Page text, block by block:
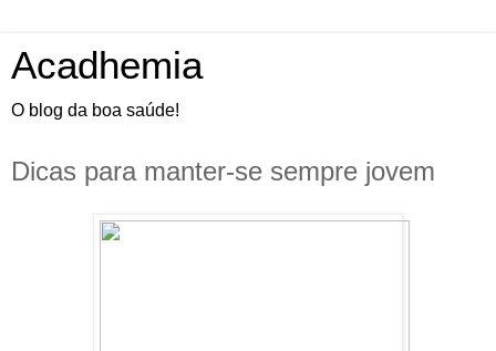
Acadhemia
O blog da boa saúde!
Dicas para manter-se sempre jovem